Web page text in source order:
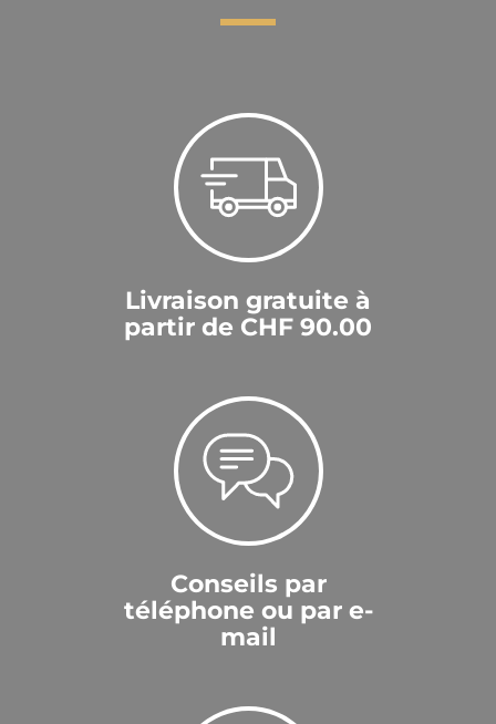
Livraison gratuite à
partir de CHF 90.00
Conseils par
téléphone ou par e-
mail